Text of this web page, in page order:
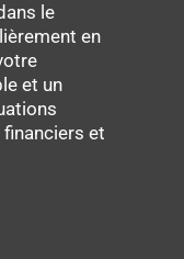
le
en
et un
et